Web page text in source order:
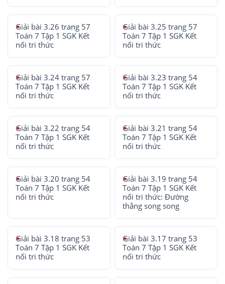
Giải bài 3.26 trang 57
Toán 7 Tập 1 SGK Kết
nối tri thức
Giải bài 3.25 trang 57
Toán 7 Tập 1 SGK Kết
nối tri thức
Giải bài 3.24 trang 57
Toán 7 Tập 1 SGK Kết
nối tri thức
Giải bài 3.23 trang 54
Toán 7 Tập 1 SGK Kết
nối tri thức
Giải bài 3.22 trang 54
Toán 7 Tập 1 SGK Kết
nối tri thức
Giải bài 3.21 trang 54
Toán 7 Tập 1 SGK Kết
nối tri thức
Giải bài 3.20 trang 54
Toán 7 Tập 1 SGK Kết
nối tri thức
Giải bài 3.19 trang 54
Toán 7 Tập 1 SGK Kết
nối tri thức: Đường
thẳng song song
Giải bài 3.18 trang 53
Toán 7 Tập 1 SGK Kết
nối tri thức
Giải bài 3.17 trang 53
Toán 7 Tập 1 SGK Kết
nối tri thức